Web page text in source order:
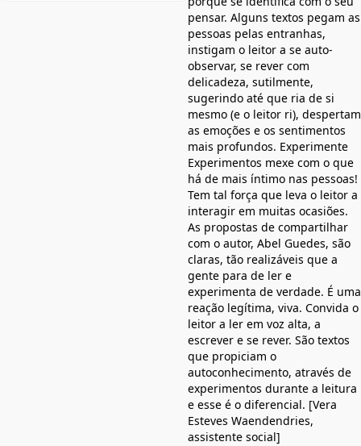
pensar. Alguns textos pegam as
pessoas pelas entranhas,
instigam o leitor a se auto-
observar, se rever com
delicadeza, sutilmente,
sugerindo até que ria de si
mesmo (e o leitor ri), despertam
as emoções e os sentimentos
mais profundos. Experimente
Experimentos mexe com o que
há de mais íntimo nas pessoas!
Tem tal força que leva o leitor a
interagir em muitas ocasiões.
As propostas de compartilhar
com o autor, Abel Guedes, são
claras, tão realizáveis que a
gente para de ler e
experimenta de verdade. É uma
reação legítima, viva. Convida o
leitor a ler em voz alta, a
escrever e se rever. São textos
que propiciam o
autoconhecimento, através de
experimentos durante a leitura
e esse é o diferencial. [Vera
Esteves Waendendries,
assistente social]